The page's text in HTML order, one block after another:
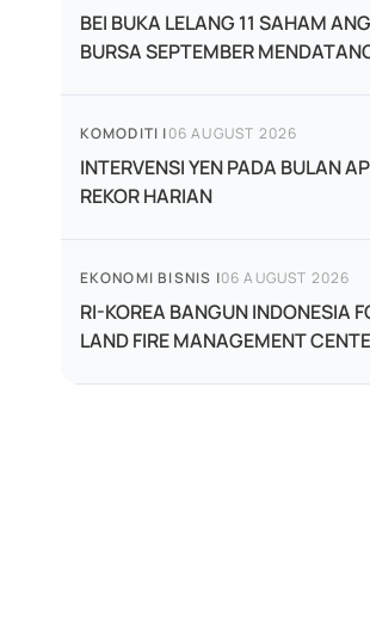
BEI BUKA LELANG 11 SAHAM
BURSA SEPTEMBER
KOMODITI |06 AUGUST 2026
INTERVENSI YEN PADA BULAN
REKOR HARIAN
EKONOMI BISNIS |06 AUGUST 2026
RI-KOREA BANGUN INDONESIA
LAND FIRE MANAGEMENT